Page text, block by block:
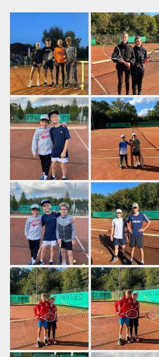
Training